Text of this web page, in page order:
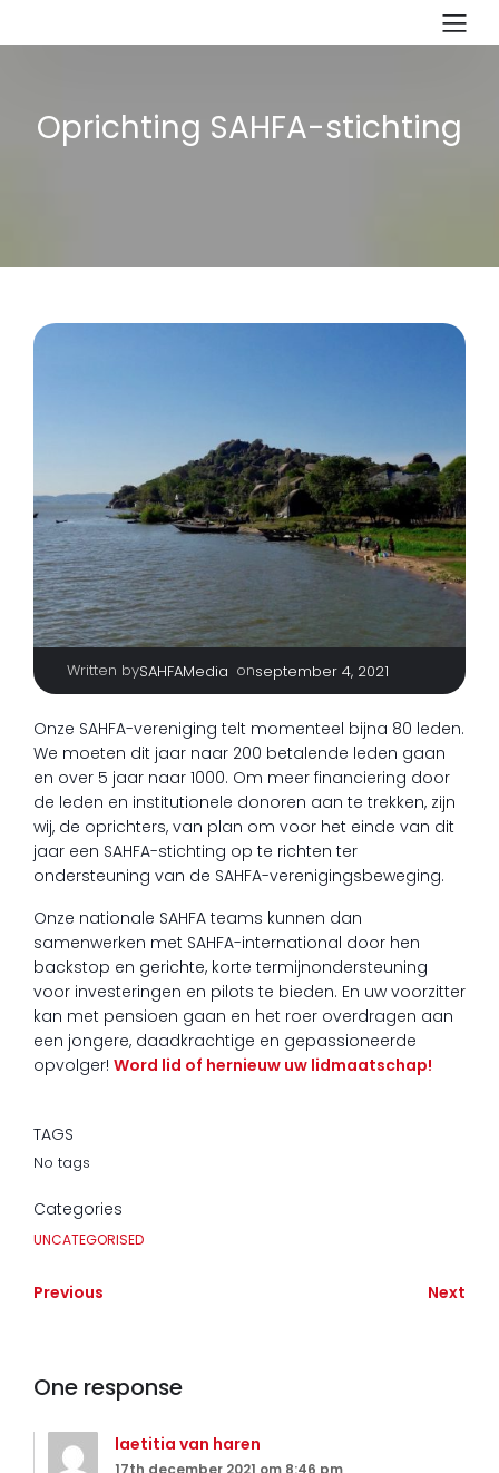
Oprichting SAHFA-stichting
Written bySAHFAMedia onseptember 4, 2021
Onze SAHFA-vereniging telt momenteel bijna 80 leden.
We moeten dit jaar naar 200 betalende leden gaan
en over 5 jaar naar 1000. Om meer financiering door
de leden en institutionele donoren aan te trekken, zijn
wij, de oprichters, van plan om voor het einde van dit
jaar een SAHFA-stichting op te richten ter
ondersteuning van de SAHFA-verenigingsbeweging.
Onze nationale SAHFA teams kunnen dan
samenwerken met SAHFA-international door hen
backstop en gerichte, korte termijnondersteuning
voor investeringen en pilots te bieden. En uw voorzitter
kan met pensioen gaan en het roer overdragen aan
een jongere, daadkrachtige en gepassioneerde
opvolger! Word lid of hernieuw uw lidmaatschap!
TAGS
No tags
Categories
UNCATEGORISED
Previous Next
One response
laetitia van haren
17th december 2021 om 8:46 pm